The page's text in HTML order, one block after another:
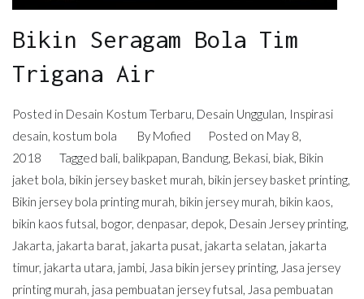
Bikin Seragam Bola Tim
Trigana Air
Posted in Desain Kostum Terbaru, Desain Unggulan, Inspirasi
desain, kostum bola By Mofied Posted on May 8,
2018
Tagged bali, balikpapan, Bandung, Bekasi, biak, Bikin
jaket bola, bikin jersey basket murah, bikin jersey basket printing,
Bikin jersey bola printing murah, bikin jersey murah, bikin kaos,
bikin kaos futsal, bogor, denpasar, depok, Desain Jersey printing,
Jakarta, jakarta barat, jakarta pusat, jakarta selatan, jakarta
timur, jakarta utara, jambi, Jasa bikin jersey printing, Jasa jersey
printing murah, jasa pembuatan jersey futsal, Jasa pembuatan